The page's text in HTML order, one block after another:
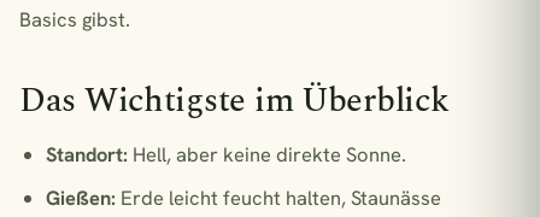
Basics gibst.
Das Wichtigste im Überblick
Standort: Hell, aber keine direkte Sonne.
Gießen: Erde leicht feucht halten, Staunässe